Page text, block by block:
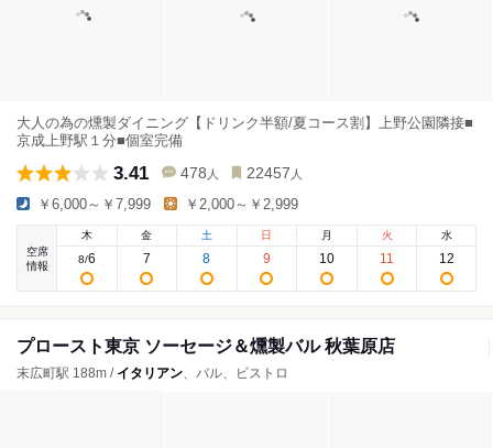
大人の為の燻製ダイニング【ドリンク半額/夏コース割】上野公園隣接■
京成上野駅１分■個室完備
3.41 478 人 22457 人
￥6,000～￥7,999 ￥2,000～￥2,999
空席
情報
木
8/6
金
7
土
8
日
9
月
10
火
11
水
12
プロースト東京 ソーセージ＆燻製バル 秋葉原店
末広町駅 188m / イタリアン、バル、ビストロ